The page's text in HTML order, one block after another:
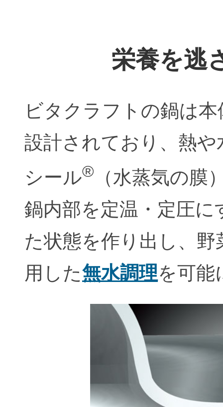
栄養を逃
ビタクラフトの鍋は
設計されており、熱
シール®
（水蒸気の膜
鍋内部を定温・定圧
た状態を作り出し、
用した無水調理を可能